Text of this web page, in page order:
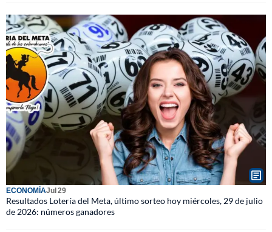
ECONOMÍAJul 29
Resultados Lotería del Meta, último sorteo hoy miércoles, 29 de julio
de 2026: números ganadores